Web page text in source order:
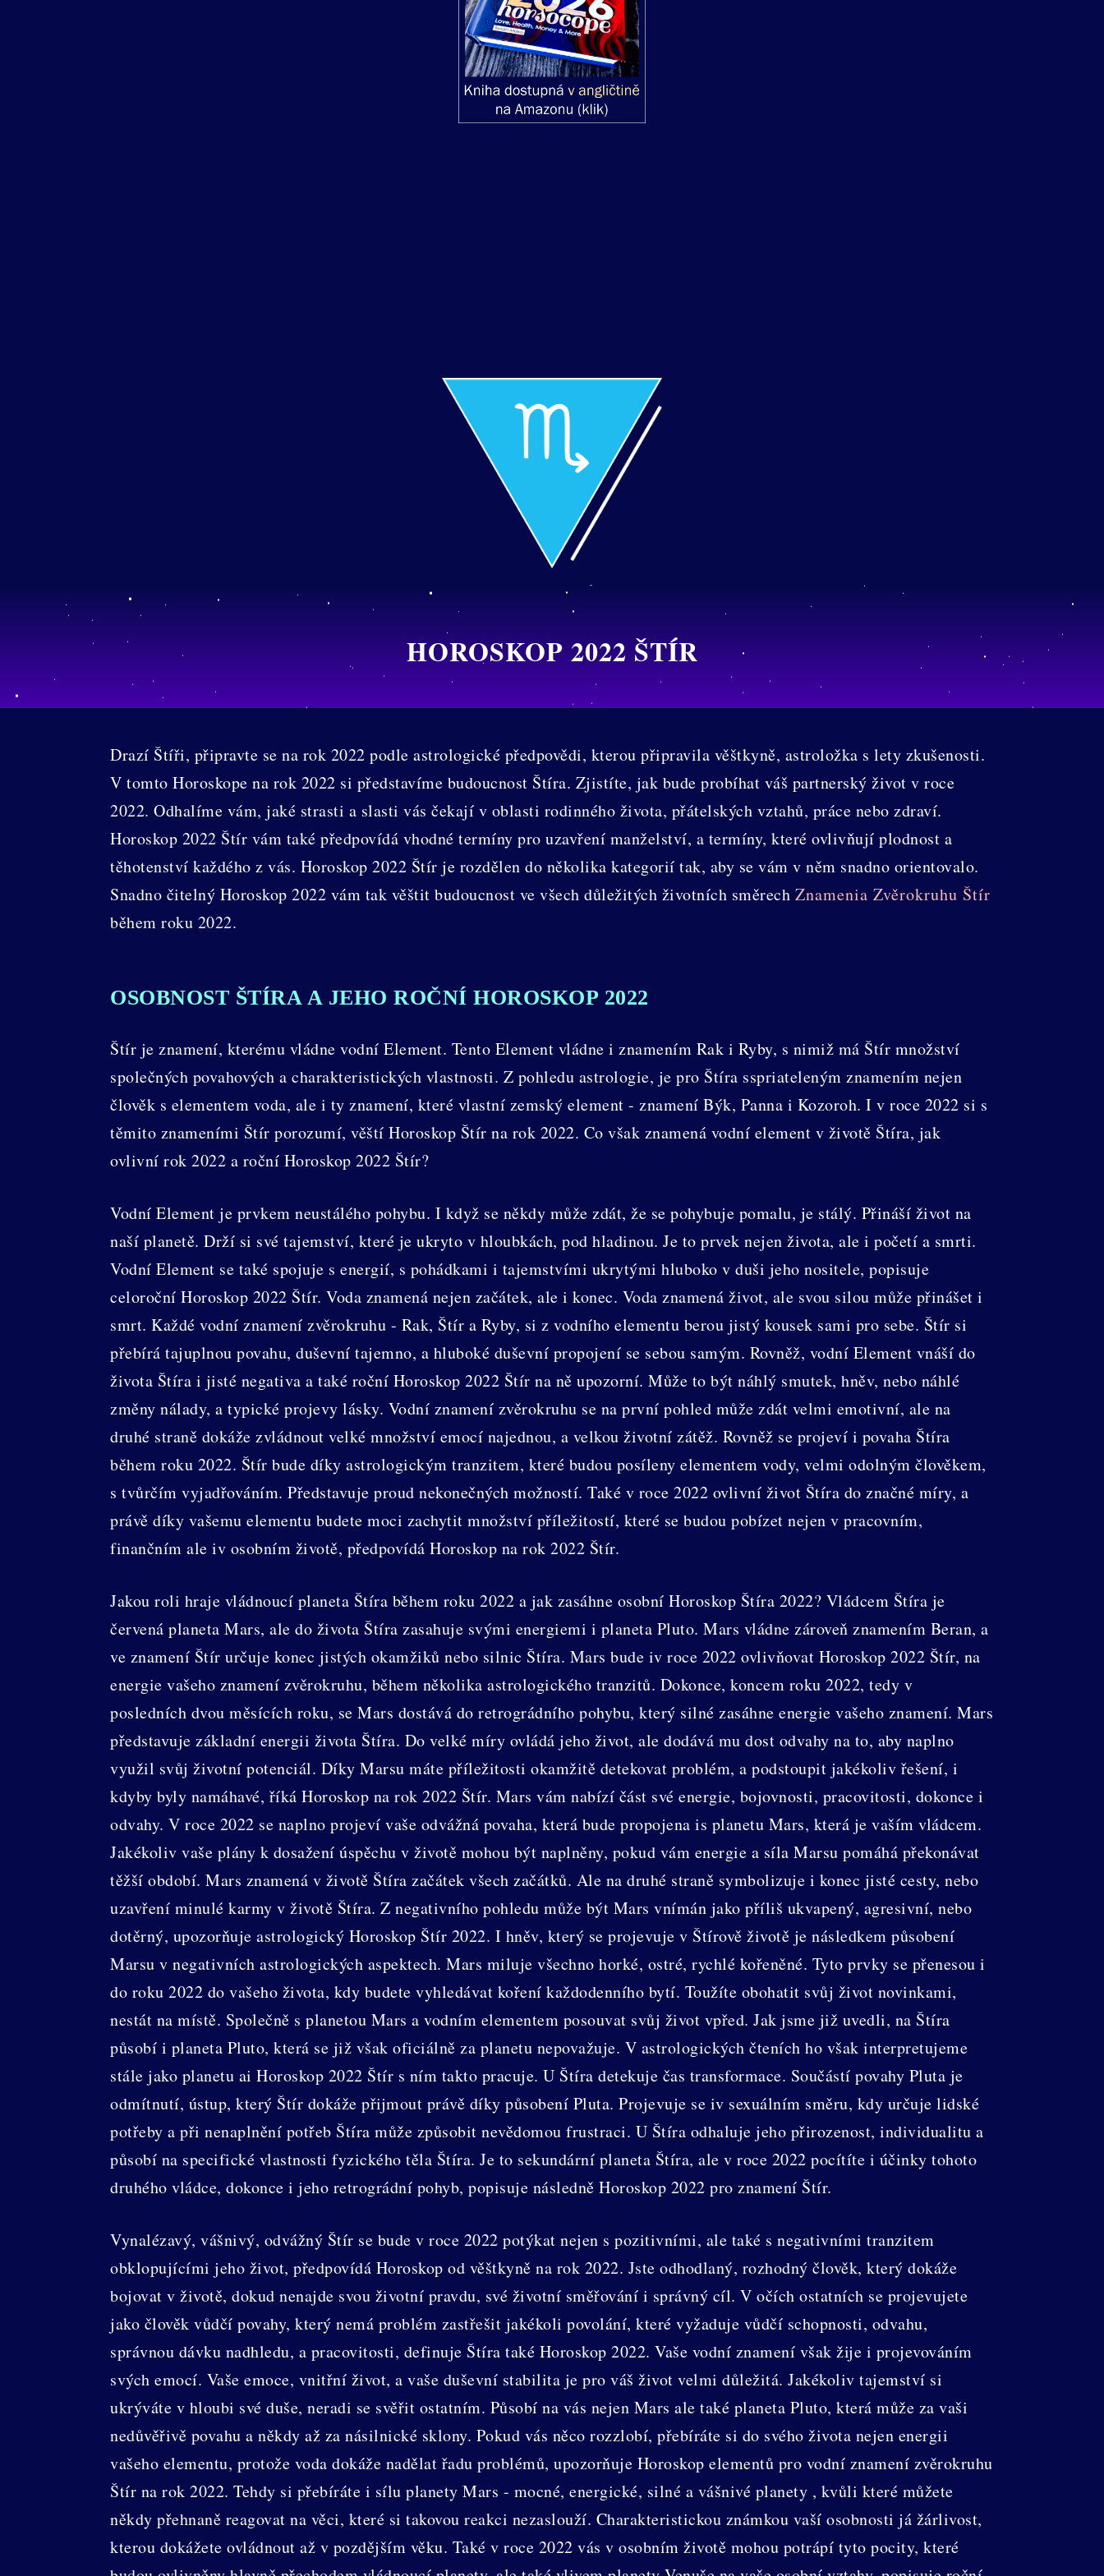
HOROSKOP 2022 ŠTÍR
Drazí Štíři, připravte se na rok 2022 podle astrologické předpovědi, kterou připravila věštkyně, astroložka s lety zkušenosti.
V tomto Horoskope na rok 2022 si představíme budoucnost Štíra. Zjistíte, jak bude probíhat váš partnerský život v roce
2022. Odhalíme vám, jaké strasti a slasti vás čekají v oblasti rodinného života, přátelských vztahů, práce nebo zdraví.
Horoskop 2022 Štír vám také předpovídá vhodné termíny pro uzavření manželství, a termíny, které ovlivňují plodnost a
těhotenství každého z vás. Horoskop 2022 Štír je rozdělen do několika kategorií tak, aby se vám v něm snadno orientovalo.
Snadno čitelný Horoskop 2022 vám tak věštit budoucnost ve všech důležitých životních směrech Znamenia Zvěrokruhu Štír
během roku 2022.
OSOBNOST ŠTÍRA A JEHO ROČNÍ HOROSKOP 2022
Štír je znamení, kterému vládne vodní Element. Tento Element vládne i znamením Rak i Ryby, s nimiž má Štír množství
společných povahových a charakteristických vlastnosti. Z pohledu astrologie, je pro Štíra sspriateleným znamením nejen
člověk s elementem voda, ale i ty znamení, které vlastní zemský element - znamení Býk, Panna i Kozoroh. I v roce 2022 si s
těmito znameními Štír porozumí, věští Horoskop Štír na rok 2022. Co však znamená vodní element v životě Štíra, jak
ovlivní rok 2022 a roční Horoskop 2022 Štír?
Vodní Element je prvkem neustálého pohybu. I když se někdy může zdát, že se pohybuje pomalu, je stálý. Přináší život na
naší planetě. Drží si své tajemství, které je ukryto v hloubkách, pod hladinou. Je to prvek nejen života, ale i početí a smrti.
Vodní Element se také spojuje s energií, s pohádkami i tajemstvími ukrytými hluboko v duši jeho nositele, popisuje
celoroční Horoskop 2022 Štír. Voda znamená nejen začátek, ale i konec. Voda znamená život, ale svou silou může přinášet i
smrt. Každé vodní znamení zvěrokruhu - Rak, Štír a Ryby, si z vodního elementu berou jistý kousek sami pro sebe. Štír si
přebírá tajuplnou povahu, duševní tajemno, a hluboké duševní propojení se sebou samým. Rovněž, vodní Element vnáší do
života Štíra i jisté negativa a také roční Horoskop 2022 Štír na ně upozorní. Může to být náhlý smutek, hněv, nebo náhlé
změny nálady, a typické projevy lásky. Vodní znamení zvěrokruhu se na první pohled může zdát velmi emotivní, ale na
druhé straně dokáže zvládnout velké množství emocí najednou, a velkou životní zátěž. Rovněž se projeví i povaha Štíra
během roku 2022. Štír bude díky astrologickým tranzitem, které budou posíleny elementem vody, velmi odolným člověkem,
s tvůrčím vyjadřováním. Představuje proud nekonečných možností. Také v roce 2022 ovlivní život Štíra do značné míry, a
právě díky vašemu elementu budete moci zachytit množství příležitostí, které se budou pobízet nejen v pracovním,
finančním ale iv osobním životě, předpovídá Horoskop na rok 2022 Štír.
Jakou roli hraje vládnoucí planeta Štíra během roku 2022 a jak zasáhne osobní Horoskop Štíra 2022? Vládcem Štíra je
červená planeta Mars, ale do života Štíra zasahuje svými energiemi i planeta Pluto. Mars vládne zároveň znamením Beran, a
ve znamení Štír určuje konec jistých okamžiků nebo silnic Štíra. Mars bude iv roce 2022 ovlivňovat Horoskop 2022 Štír, na
energie vašeho znamení zvěrokruhu, během několika astrologického tranzitů. Dokonce, koncem roku 2022, tedy v
posledních dvou měsících roku, se Mars dostává do retrográdního pohybu, který silné zasáhne energie vašeho znamení. Mars
představuje základní energii života Štíra. Do velké míry ovládá jeho život, ale dodává mu dost odvahy na to, aby naplno
využil svůj životní potenciál. Díky Marsu máte příležitosti okamžitě detekovat problém, a podstoupit jakékoliv řešení, i
kdyby byly namáhavé, říká Horoskop na rok 2022 Štír. Mars vám nabízí část své energie, bojovnosti, pracovitosti, dokonce i
odvahy. V roce 2022 se naplno projeví vaše odvážná povaha, která bude propojena is planetu Mars, která je vaším vládcem.
Jakékoliv vaše plány k dosažení úspěchu v životě mohou být naplněny, pokud vám energie a síla Marsu pomáhá překonávat
těžší období. Mars znamená v životě Štíra začátek všech začátků. Ale na druhé straně symbolizuje i konec jisté cesty, nebo
uzavření minulé karmy v životě Štíra. Z negativního pohledu může být Mars vnímán jako příliš ukvapený, agresivní, nebo
dotěrný, upozorňuje astrologický Horoskop Štír 2022. I hněv, který se projevuje v Štírově životě je následkem působení
Marsu v negativních astrologických aspektech. Mars miluje všechno horké, ostré, rychlé kořeněné. Tyto prvky se přenesou i
do roku 2022 do vašeho života, kdy budete vyhledávat koření každodenního bytí. Toužíte obohatit svůj život novinkami,
nestát na místě. Společně s planetou Mars a vodním elementem posouvat svůj život vpřed. Jak jsme již uvedli, na Štíra
působí i planeta Pluto, která se již však oficiálně za planetu nepovažuje. V astrologických čteních ho však interpretujeme
stále jako planetu ai Horoskop 2022 Štír s ním takto pracuje. U Štíra detekuje čas transformace. Součástí povahy Pluta je
odmítnutí, ústup, který Štír dokáže přijmout právě díky působení Pluta. Projevuje se iv sexuálním směru, kdy určuje lidské
potřeby a při nenaplnění potřeb Štíra může způsobit nevědomou frustraci. U Štíra odhaluje jeho přirozenost, individualitu a
působí na specifické vlastnosti fyzického těla Štíra. Je to sekundární planeta Štíra, ale v roce 2022 pocítíte i účinky tohoto
druhého vládce, dokonce i jeho retrográdní pohyb, popisuje následně Horoskop 2022 pro znamení Štír.
Vynalézavý, vášnivý, odvážný Štír se bude v roce 2022 potýkat nejen s pozitivními, ale také s negativními tranzitem
obklopujícími jeho život, předpovídá Horoskop od věštkyně na rok 2022. Jste odhodlaný, rozhodný člověk, který dokáže
bojovat v životě, dokud nenajde svou životní pravdu, své životní směřování i správný cíl. V očích ostatních se projevujete
jako člověk vůdčí povahy, který nemá problém zastřešit jakékoli povolání, které vyžaduje vůdčí schopnosti, odvahu,
správnou dávku nadhledu, a pracovitosti, definuje Štíra také Horoskop 2022. Vaše vodní znamení však žije i projevováním
svých emocí. Vaše emoce, vnitřní život, a vaše duševní stabilita je pro váš život velmi důležitá. Jakékoliv tajemství si
ukrýváte v hloubi své duše, neradi se svěřit ostatním. Působí na vás nejen Mars ale také planeta Pluto, která může za vaši
nedůvěřivě povahu a někdy až za násilnické sklony. Pokud vás něco rozzlobí, přebíráte si do svého života nejen energii
vašeho elementu, protože voda dokáže nadělat řadu problémů, upozorňuje Horoskop elementů pro vodní znamení zvěrokruhu
Štír na rok 2022. Tehdy si přebíráte i sílu planety Mars - mocné, energické, silné a vášnivé planety , kvůli které můžete
někdy přehnaně reagovat na věci, které si takovou reakci nezaslouží. Charakteristickou známkou vaší osobnosti já žárlivost,
kterou dokážete ovládnout až v pozdějším věku. Také v roce 2022 vás v osobním životě mohou potrápí tyto pocity, které